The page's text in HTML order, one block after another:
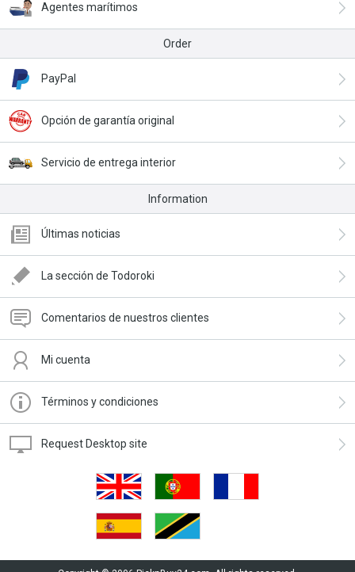
Agentes marítimos
Order
PayPal
Opción de garantía original
Servicio de entrega interior
Information
Últimas noticias
La sección de Todoroki
Comentarios de nuestros clientes
Mi cuenta
Términos y condiciones
Request Desktop site